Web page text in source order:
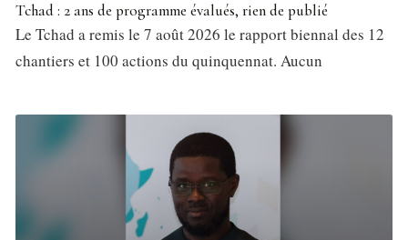
Tchad : 2 ans de programme évalués, rien de publié
Le Tchad a remis le 7 août 2026 le rapport biennal des 12
chantiers et 100 actions du quinquennat. Aucun